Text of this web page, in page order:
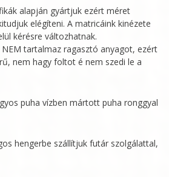
alapján gyártjuk ezért méret
elégíteni. A matricáink kinézete
kérésre változhatnak.
tartalmaz ragasztó anyagot, ezért
nem hagy foltot é nem szedi le a
puha vízben mártott puha ronggyal
hengerbe szállítjuk futár szolgálattal,